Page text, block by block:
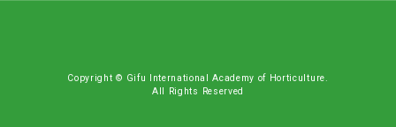
Copyright © Gifu International Academy of Horticulture.
All Rights Reserved